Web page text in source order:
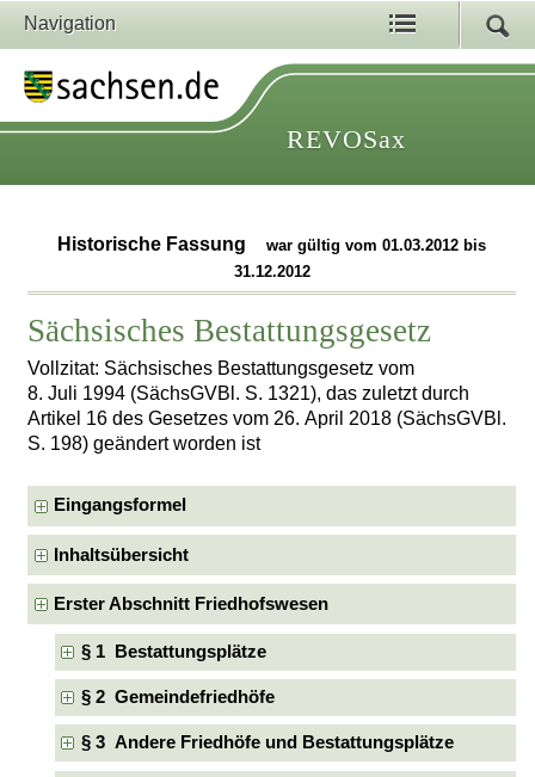
Navigation
REVOSax
Historische Fassung
war gültig vom 01.03.2012 bis
31.12.2012
Sächsisches Bestattungsgesetz
Vollzitat: Sächsisches Bestattungsgesetz vom
8. Juli 1994 (SächsGVBl. S. 1321), das zuletzt durch
Artikel 16 des Gesetzes vom 26. April 2018 (SächsGVBl.
S. 198) geändert worden ist
Eingangsformel
Inhaltsübersicht
Erster Abschnitt Friedhofswesen
§ 1 Bestattungsplätze
§ 2 Gemeindefriedhöfe
§ 3 Andere Friedhöfe und Bestattungsplätze